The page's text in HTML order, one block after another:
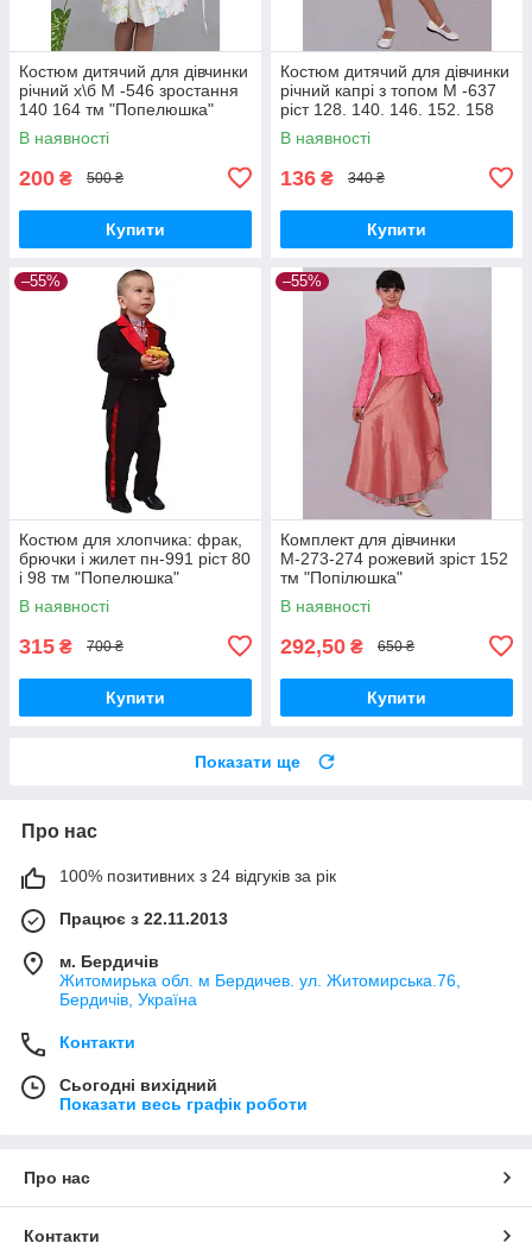
Костюм дитячий для дівчинки
річний х\б М -546 зростання
140 164 тм "Попелюшка"
В наявності
200 ₴ 500 ₴
Купити
Костюм дитячий для дівчинки
річний капрі з топом М -637
ріст 128. 140. 146. 152. 158
рожевий
В наявності
136 ₴ 340 ₴
Купити
–55%
Костюм для хлопчика: фрак,
брючки і жилет пн-991 ріст 80
і 98 тм "Попелюшка"
В наявності
315 ₴ 700 ₴
Купити
–55%
Комплект для дівчинки
М-273-274 рожевий зріст 152
тм "Попілюшка"
В наявності
292,50 ₴ 650 ₴
Купити
Показати ще
Про нас
100% позитивних з 24 відгуків за рік
Працює з 22.11.2013
м. Бердичів
Житомирька обл. м Бердичев. ул. Житомирська.76,
Бердичів, Україна
Контакти
Сьогодні вихідний
Показати весь графік роботи
Про нас
Контакти